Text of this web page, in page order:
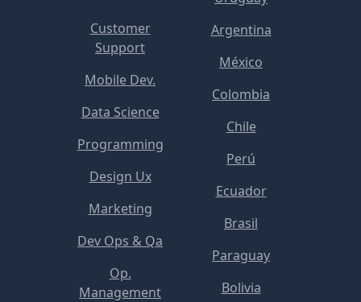
Customer
Support
Mobile Dev.
Data Science
Programming
Design Ux
Marketing
Dev Ops & Qa
Op.
Management
Argentina
México
Colombia
Chile
Perú
Ecuador
Brasil
Paraguay
Bolivia